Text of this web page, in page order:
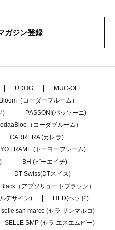
ガジン登録
UDOG
MUC-OFF
（コーダーブルーム）
)
PASSONI(パッソーニ)
（コーダブルーム）
CARRERA (カレラ)
FRAME (トーヨーフレーム)
BH (ビーエイチ)
DT Swiss(DTスイス)
（アブソリュートブラック）
デザイン)
HED(ヘッド)
selle san marco (セラ サンマルコ)
SELLE SMP (セラ エスエムピー)